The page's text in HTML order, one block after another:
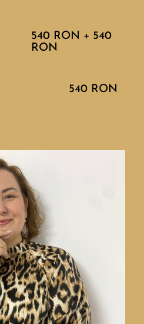
540 RON + 540
RON
540 RON